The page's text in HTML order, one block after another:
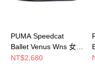
PUMA Speedcat
Ballet Venus Wns 女
休閒鞋 40685302
NT$2,680